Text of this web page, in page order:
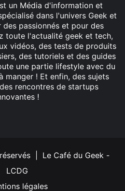
un Média d'information et
dans l'univers Geek et
des passionnés et pour des
toute l'actualité geek et tech,
vidéos, des tests de produits
des tutoriels et des guides
une partie lifestyle avec du
manger ! Et enfin, des sujets
rencontres de startups
!
| Le Café du Geek -
LCDG
légales